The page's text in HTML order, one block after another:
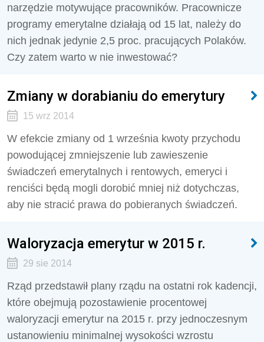
narzędzie motywujące pracowników. Pracownicze
programy emerytalne działają od 15 lat, należy do
nich jednak jedynie 2,5 proc. pracujących Polaków.
Czy zatem warto w nie inwestować?
Zmiany w dorabianiu do emerytury
15 wrz 2014
W efekcie zmiany od 1 września kwoty przychodu
powodującej zmniejszenie lub zawieszenie
świadczeń emerytalnych i rentowych, emeryci i
renciści będą mogli dorobić mniej niż dotychczas,
aby nie stracić prawa do pobieranych świadczeń.
Waloryzacja emerytur w 2015 r.
29 sie 2014
Rząd przedstawił plany rządu na ostatni rok kadencji,
które obejmują pozostawienie procentowej
waloryzacji emerytur na 2015 r. przy jednoczesnym
ustanowieniu minimalnej wysokości wzrostu